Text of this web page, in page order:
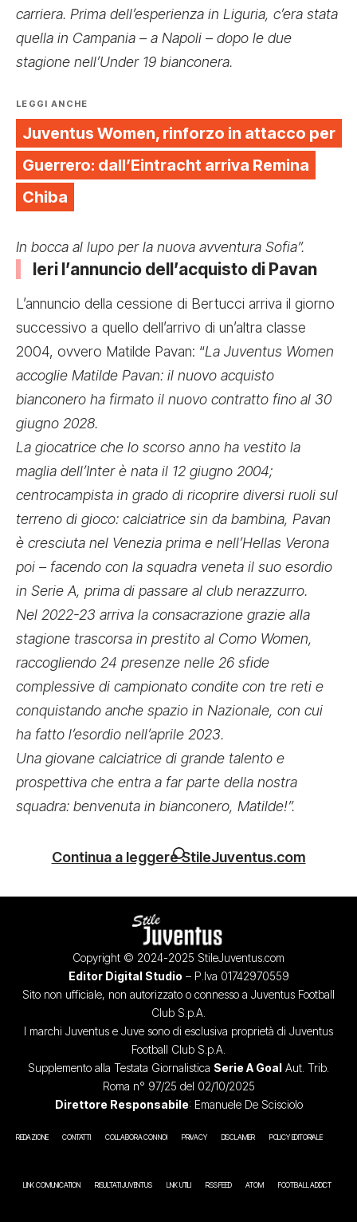
carriera. Prima dell’esperienza in Liguria, c’era stata
quella in Campania – a Napoli – dopo le due
stagione nell’Under 19 bianconera.
LEGGI ANCHE
Juventus Women, rinforzo in attacco per
Guerrero: dall’Eintracht arriva Remina
Chiba
In bocca al lupo per la nuova avventura Sofia”.
Ieri l’annuncio dell’acquisto di Pavan
L’annuncio della cessione di Bertucci arriva il giorno
successivo a quello dell’arrivo di un’altra classe
2004, ovvero Matilde Pavan: “La Juventus Women
accoglie Matilde Pavan: il nuovo acquisto
bianconero ha firmato il nuovo contratto fino al 30
giugno 2028.
La giocatrice che lo scorso anno ha vestito la
maglia dell’Inter è nata il 12 giugno 2004;
centrocampista in grado di ricoprire diversi ruoli sul
terreno di gioco: calciatrice sin da bambina, Pavan
è cresciuta nel Venezia prima e nell’Hellas Verona
poi – facendo con la squadra veneta il suo esordio
in Serie A, prima di passare al club nerazzurro.
Nel 2022-23 arriva la consacrazione grazie alla
stagione trascorsa in prestito al Como Women,
raccogliendo 24 presenze nelle 26 sfide
complessive di campionato condite con tre reti e
conquistando anche spazio in Nazionale, con cui
ha fatto l’esordio nell’aprile 2023.
Una giovane calciatrice di grande talento e
prospettiva che entra a far parte della nostra
squadra: benvenuta in bianconero, Matilde!”.
Continua a leggere StileJuventus.com
Copyright © 2024-2025 StileJuventus.com
Editor Digital Studio – P.Iva 01742970559
Sito non ufficiale, non autorizzato o connesso a Juventus Football
Club S.p.A.
I marchi Juventus e Juve sono di esclusiva proprietà di Juventus
Football Club S.p.A.
Supplemento alla Testata Giornalistica Serie A Goal Aut. Trib.
Roma n° 97/25 del 02/10/2025
Direttore Responsabile: Emanuele De Scisciolo
REDAZIONE CONTATTI COLLABORA CON NOI PRIVACY DISCLAIMER POLICY EDITORIALE
LINK COMUNICATION RISULTATI JUVENTUS LINK UTILI RSS FEED ATOM FOOTBALL ADDICT